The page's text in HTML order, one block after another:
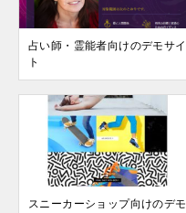
占い師・霊能者向けのデモサイ
ト
スニーカーショップ向けのデモ